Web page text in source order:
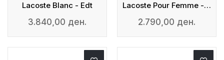
Lacoste Blanc - Edt
3.840,00 ден.
Lacoste Pour Femme - Edp
2.790,00 ден.